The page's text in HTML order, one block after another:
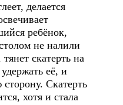
делается
ребёнок,
не налили
скатерть на
её, и
Скатерть
хотя и стала